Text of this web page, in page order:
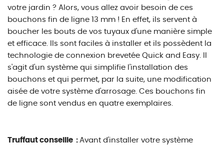
votre jardin ? Alors, vous allez avoir besoin de ces
bouchons fin de ligne 13 mm ! En effet, ils servent à
boucher les bouts de vos tuyaux d'une manière simple
et efficace. Ils sont faciles à installer et ils possèdent la
technologie de connexion brevetée Quick and Easy. Il
s'agit d'un système qui simplifie l'installation des
bouchons et qui permet, par la suite, une modification
aisée de votre système d'arrosage. Ces bouchons fin
de ligne sont vendus en quatre exemplaires.
Truffaut conseille : Avant d'installer votre système